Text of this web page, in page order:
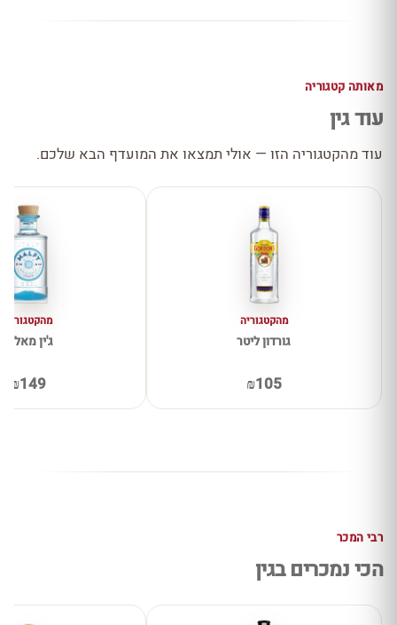
מאותה קטגוריה
עוד גין
עוד מהקטגוריה הזו — אולי תמצאו את המועדף הבא שלכם.
מהקטגוריה
גורדון ליטר
₪105
מהקטגוריה
ג'ין מאלפי
₪149
רבי המכר
הכי נמכרים בגין